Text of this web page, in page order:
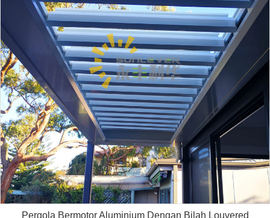
Pergola Bermotor Aluminium Dengan Bilah Louvered